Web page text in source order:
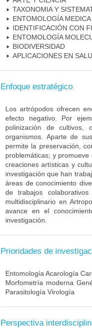
TAXONOMIA Y
ENTOMOLOGÍA MEDICA
IDENTIFICACIÓN CON
ENTOMOLOGÍA
BIODIVERSIDAD
APLICACIONES EN
Enfoque estratégico
Los artrópodos ofrecen
efecto negativo. Por
polinización de
organismos. Aparte de
permite la preservación,
problemáticas; y
creaciones artísticas y
investigación que han
áreas de conocimiento
de trabajos
multidisciplinario en
avance en el
investigación.
Prioridades de
Entomología Acarología
Morfometría moderna
Parasitología Virología
Perspectiva